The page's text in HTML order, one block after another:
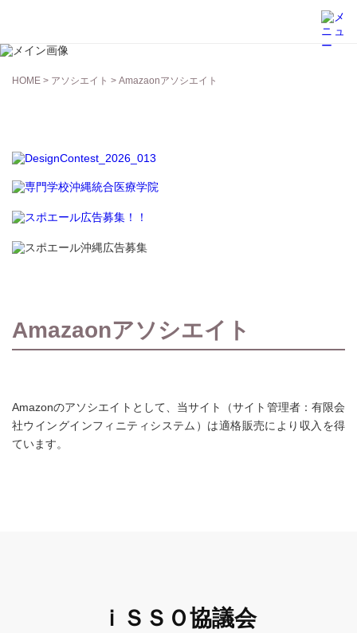
HOME > アソシエイト > Amazaonアソシエイト
Amazaonアソシエイト
Amazonのアソシエイトとして、当サイト（サイト管理者：有限会
社ウイングインフィニティシステム）は適格販売により収入を得
ています。
ｉＳＳＯ協議会